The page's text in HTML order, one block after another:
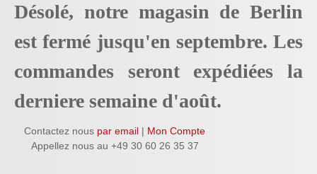
Désolé, notre magasin de Berlin
est fermé jusqu'en septembre. Les
commandes seront expédiées la
derniere semaine d'août.
Contactez nous par email | Mon Compte
Appellez nous au +49 30 60 26 35 37